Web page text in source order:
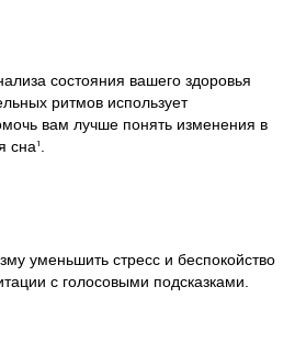
состояния вашего здоровья
ритмов использует
вам лучше понять изменения в
сна1 .
уменьшить стресс и беспокойство
с голосовыми подсказками.